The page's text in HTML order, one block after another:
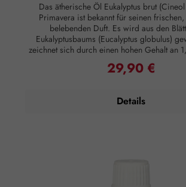
Das ätherische Öl Eukalyptus brut
Primavera ist bekannt für seinen
belebenden Duft. Es wird aus den
Eukalyptusbaums (Eucalyptus globulus)
zeichnet sich durch einen hohen Gehalt an
einem Wirkstoff, der für seine positiven
geschätzt wird. Das Öl hat eine belebende
allgemeine Wohlbefinden zu fördern. Anwendung:
Regulärer Preis:
29,90 €
Details